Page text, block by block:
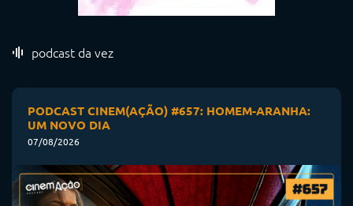
podcast da vez
PODCAST CINEM(AÇÃO) #657: HOMEM-ARANHA:
UM NOVO DIA
07/08/2026